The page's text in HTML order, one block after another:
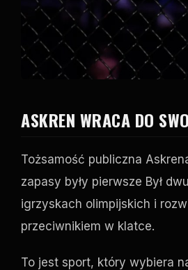
ASKREN WRACA DO
Tożsamość publiczna
zapasy były pierwsze Był
igrzyskach olimpijskich i
przeciwnikiem w klatce.
To jest sport, który wybiera